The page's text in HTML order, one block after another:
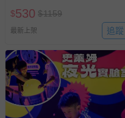
新費用）。
經消費者拆封之影
非以有形媒介提供
上服務，經消費者
戲或活動點數等）。
已拆封之以下類型
$530 $1159
最新上架 追蹤